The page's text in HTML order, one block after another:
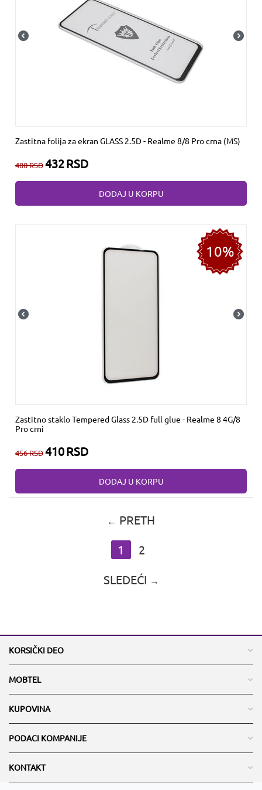
Zastitna folija za ekran GLASS 2.5D - Realme 8/8 Pro crna (MS)
480RSD432RSD
DODAJ U KORPU
10%
Zastitno staklo Tempered Glass 2.5D full glue - Realme 8 4G/8
Pro crni
456RSD410RSD
DODAJ U KORPU
PRETH
1 2
SLEDEĆI
KORSIČKI DEO
MOBTEL
KUPOVINA
PODACI KOMPANIJE
KONTAKT